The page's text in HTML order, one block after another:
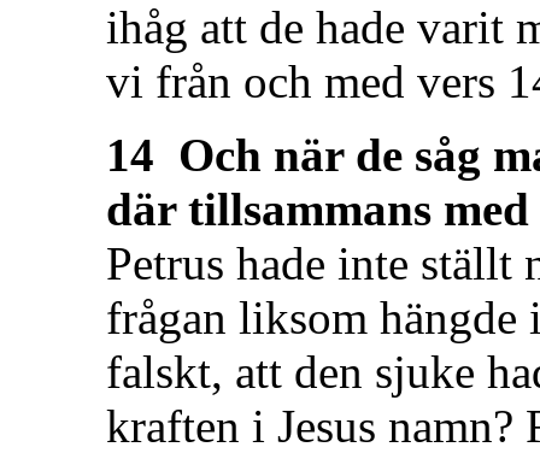
ihåg att de hade varit
vi från och med vers
14 Och när de såg
där tillsammans med
Petrus hade inte
frågan liksom
falskt, att den sjuke
kraften i Jesus namn?